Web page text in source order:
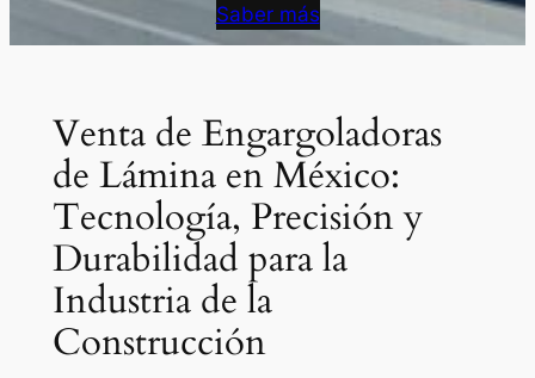
Saber más
Venta de Engargoladoras
de Lámina en México:
Tecnología, Precisión y
Durabilidad para la
Industria de la
Construcción